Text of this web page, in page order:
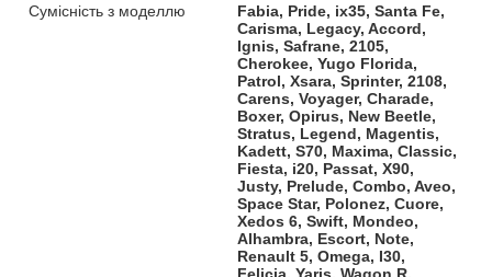
Сумісність з моделлю
Fabia, Pride, ix35, Santa Fe,
Carisma, Legacy, Accord,
Ignis, Safrane, 2105,
Cherokee, Yugo Florida,
Patrol, Xsara, Sprinter, 2108,
Carens, Voyager, Charade,
Boxer, Opirus, New Beetle,
Stratus, Legend, Magentis,
Kadett, S70, Maxima, Classic,
Fiesta, i20, Passat, X90,
Justy, Prelude, Combo, Aveo,
Space Star, Polonez, Cuore,
Xedos 6, Swift, Mondeo,
Alhambra, Escort, Note,
Renault 5, Omega, I30,
Felicia, Yaris, Wagon R,